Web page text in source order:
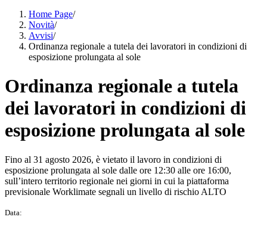
Home Page/
Novità/
Avvisi/
Ordinanza regionale a tutela dei lavoratori in condizioni di
esposizione prolungata al sole
Ordinanza regionale a tutela
dei lavoratori in condizioni di
esposizione prolungata al sole
Fino al 31 agosto 2026, è vietato il lavoro in condizioni di
esposizione prolungata al sole dalle ore 12:30 alle ore 16:00,
sull’intero territorio regionale nei giorni in cui la piattaforma
previsionale Worklimate segnali un livello di rischio ALTO
Data: